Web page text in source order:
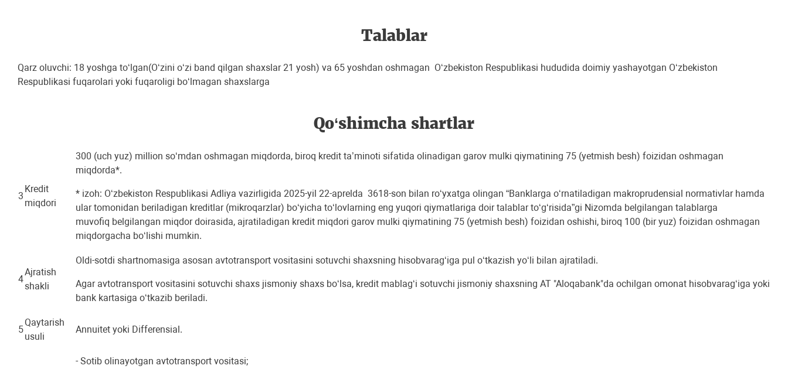
Talablar
Qarz oluvchi: 18 yoshga toʻlgan(O‘zini o‘zi band qilgan shaxslar 21 yosh) va 65 yoshdan oshmagan Oʻzbekiston Respublikasi hududida doimiy yashayotgan Oʻzbekiston
Respublikasi fuqarolari yoki fuqaroligi boʻlmagan shaxslarga
Qo‘shimcha shartlar
3
Kredit
miqdori
300 (uch yuz) million so‘mdan oshmagan miqdorda, biroq kredit ta’minoti sifatida olinadigan garov mulki qiymatining 75 (yetmish besh) foizidan oshmagan
miqdorda*.
* izoh: O‘zbekiston Respublikasi Adliya vazirligida 2025-yil 22-aprelda 3618-son bilan ro‘yxatga olingan “Banklarga o‘rnatiladigan makroprudensial normativlar hamda
ular tomonidan beriladigan kreditlar (mikroqarzlar) bo‘yicha to‘lovlarning eng yuqori qiymatlariga doir talablar to‘g‘risida”gi Nizomda belgilangan talablarga
muvofiq belgilangan miqdor doirasida, ajratiladigan kredit miqdori garov mulki qiymatining 75 (yetmish besh) foizidan oshishi, biroq 100 (bir yuz) foizidan oshmagan
miqdorgacha bo‘lishi mumkin.
4
Ajratish
shakli
Oldi-sotdi shartnomasiga asosan avtotransport vositasini sotuvchi shaxsning hisobvarag‘iga pul o‘tkazish yo‘li bilan ajratiladi.
Agar avtotransport vositasini sotuvchi shaxs jismoniy shaxs bo‘lsa, kredit mablag‘i sotuvchi jismoniy shaxsning AT "Aloqabank"da ochilgan omonat hisobvarag‘iga yoki
bank kartasiga o‘tkazib beriladi.
5
Qaytarish
usuli
Annuitet yoki Differensial.
- Sotib olinayotgan avtotransport vositasi;